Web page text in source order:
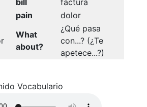
pain dolor
What
about?
¿Qué pasa
con...? (¿Te
apetece...?)
Vocabulario